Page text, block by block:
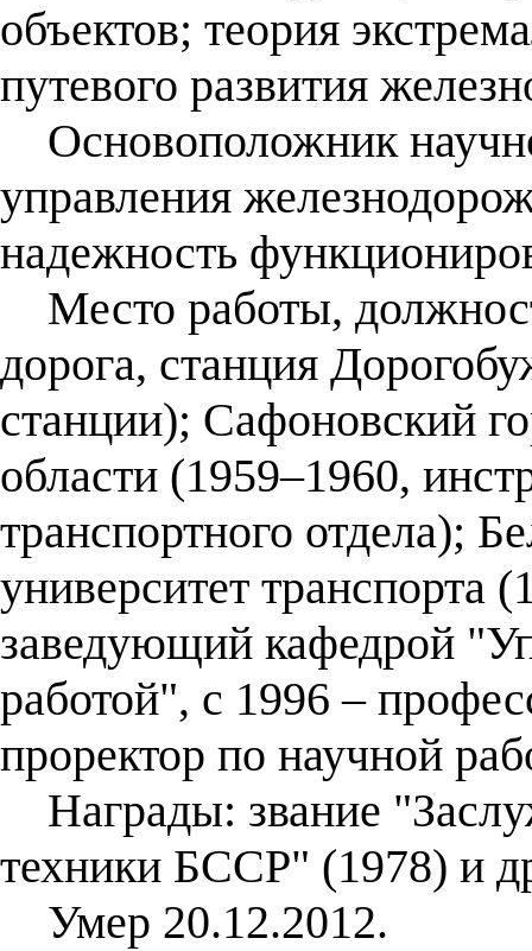
объектов; теория
путевого развития
Основоположник
управления
надежность
Место работы,
дорога, станция
станции); Сафоновский
области (1959–1960,
транспортного отдела);
университет транспорта
заведующий кафедрой
работой", с 1996 –
проректор по научной
Награды: звание
техники БССР" (1978) и
Умер 20.12.2012.